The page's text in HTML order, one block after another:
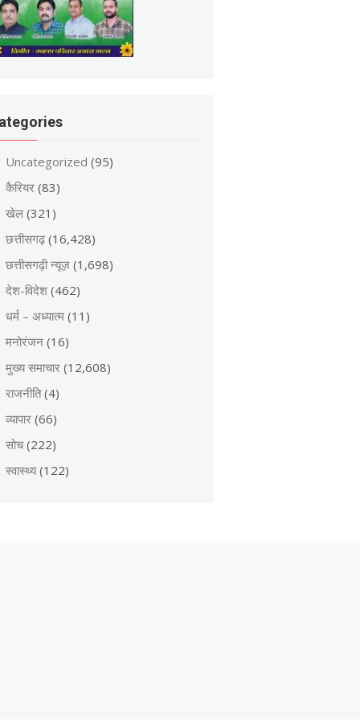
Uncategorized (95)
कैरियर (83)
खेल (321)
छत्तीसगढ़(16,428)
छत्तीसगढ़ी न्यूज़ (1,698)
देश-विदेश (462)
धर्म – अध्यात्म (11)
मनोरंजन (16)
मुख्य समाचार (12,608)
राजनीति(4)
व्यापार (66)
सोच(222)
स्वास्थ्य(122)